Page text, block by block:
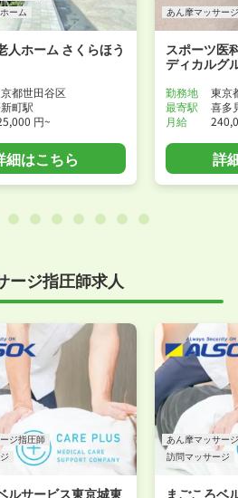
ーム
人ホーム さくらほう
都世田谷区
町駅
円~
細はこちら
あん摩マッサー
スポーツ医
ディカルグ
勤務地
東京
最寄駅
喜多
月給
詳
ージ指圧師求人
ジ指圧師
ルサービス東京城東
あん摩マッサー
訪問マッサージ
まごころベ